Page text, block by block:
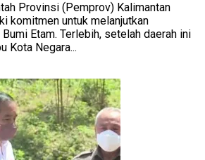
Provinsi (Pemprov) Kalimantan
komitmen untuk melanjutkan
Etam. Terlebih, setelah daerah ini
Kota Negara...